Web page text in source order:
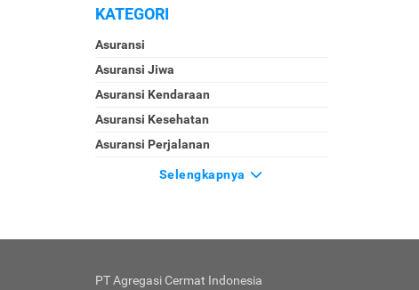
KATEGORI
Asuransi
Asuransi Jiwa
Asuransi Kendaraan
Asuransi Kesehatan
Asuransi Perjalanan
Selengkapnya
PT Agregasi Cermat Indonesia